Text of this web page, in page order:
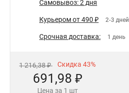
Самовывоз: 2 дня
Курьером от 490 ₽ 2-3 дней
Срочная доставка: 1 день
1 216,38 ₽ Скидка 43%
691,98 ₽
Цена за 1 шт